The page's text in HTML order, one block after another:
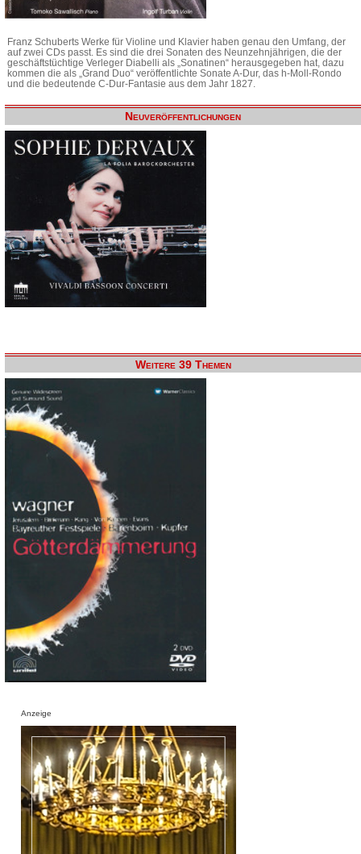
Franz Schuberts Werke für Violine und Klavier haben genau den Umfang, der
auf zwei CDs passt. Es sind die drei Sonaten des Neunzehnjährigen, die der
geschäftstüchtige Verleger Diabelli als „Sonatinen“ herausgegeben hat, dazu
kommen die als „Grand Duo“ veröffentlichte Sonate A-Dur, das h-Moll-Rondo
und die bedeutende C-Dur-Fantasie aus dem Jahr 1827.
Neuveröffentlichungen
Weitere 39 Themen
Anzeige